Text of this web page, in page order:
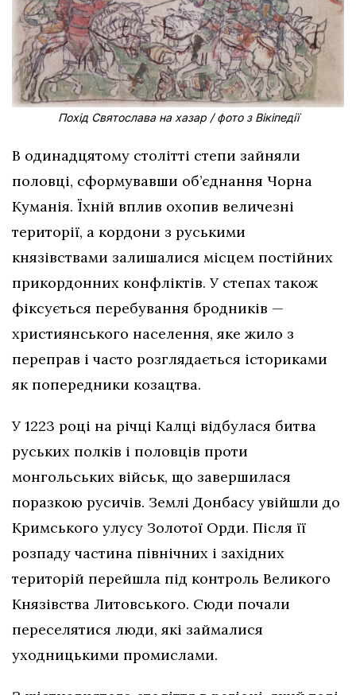
Похід Святослава на хазар / фото з Вікіпедії
В одинадцятому столітті степи зайняли
половці, сформувавши об’єднання Чорна
Куманія. Їхній вплив охопив величезні
території, а кордони з руськими
князівствами залишалися місцем постійних
прикордонних конфліктів. У степах також
фіксується перебування бродників —
християнського населення, яке жило з
переправ і часто розглядається істориками
як попередники козацтва.
У 1223 році на річці Калці відбулася битва
руських полків і половців проти
монгольських військ, що завершилася
поразкою русичів. Землі Донбасу увійшли до
Кримського улусу Золотої Орди. Після її
розпаду частина північних і західних
територій перейшла під контроль Великого
Князівства Литовського. Сюди почали
переселятися люди, які займалися
уходницькими промислами.